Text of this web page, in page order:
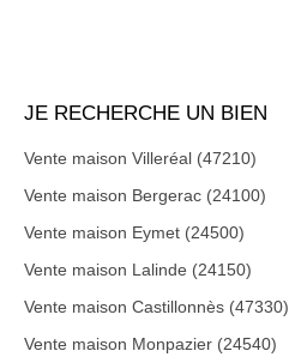
JE RECHERCHE UN BIEN
Vente maison Villeréal (47210)
Vente maison Bergerac (24100)
Vente maison Eymet (24500)
Vente maison Lalinde (24150)
Vente maison Castillonnès (47330)
Vente maison Monpazier (24540)